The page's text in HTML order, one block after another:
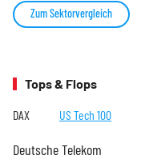
Zum Sektorvergleich
Tops & Flops
DAX US Tech 100
Deutsche Telekom